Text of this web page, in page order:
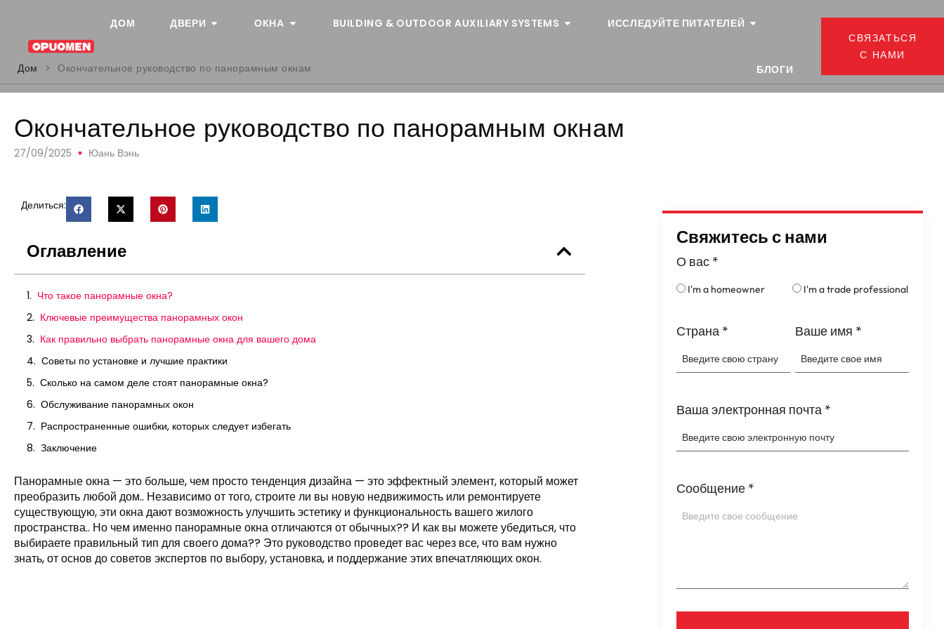
ДОМ ДВЕРИ ОКНА BUILDING & OUTDOOR AUXILIARY SYSTEMS ИССЛЕДУЙТЕ ПИТАТЕЛЕЙ
БЛОГИ
СВЯЗАТЬСЯ
С НАМИ
Дом
> Окончательное руководство по панорамным окнам
Окончательное руководство по панорамным окнам
27/09/2025 Юань Вэнь
Делиться:
Оглавление
Что такое панорамные окна?
Ключевые преимущества панорамных окон
Как правильно выбрать панорамные окна для вашего дома
Советы по установке и лучшие практики
Сколько на самом деле стоят панорамные окна?
Обслуживание панорамных окон
Распространенные ошибки, которых следует избегать
Заключение
Панорамные окна — это больше, чем просто тенденция дизайна — это эффектный элемент, который может
преобразить любой дом.. Независимо от того, строите ли вы новую недвижимость или ремонтируете
существующую, эти окна дают возможность улучшить эстетику и функциональность вашего жилого
пространства.. Но чем именно панорамные окна отличаются от обычных?? И как вы можете убедиться, что
выбираете правильный тип для своего дома?? Это руководство проведет вас через все, что вам нужно
знать, от основ до советов экспертов по выбору, установка, и поддержание этих впечатляющих окон.
Свяжитесь с нами
О вас *
I'm a homeowner I'm a trade professional
Страна * Ваше имя *
Ваша электронная почта *
Сообщение *